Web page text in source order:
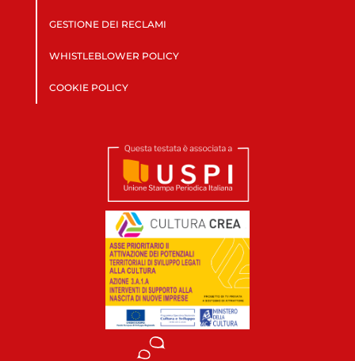
GESTIONE DEI RECLAMI
WHISTLEBLOWER POLICY
COOKIE POLICY